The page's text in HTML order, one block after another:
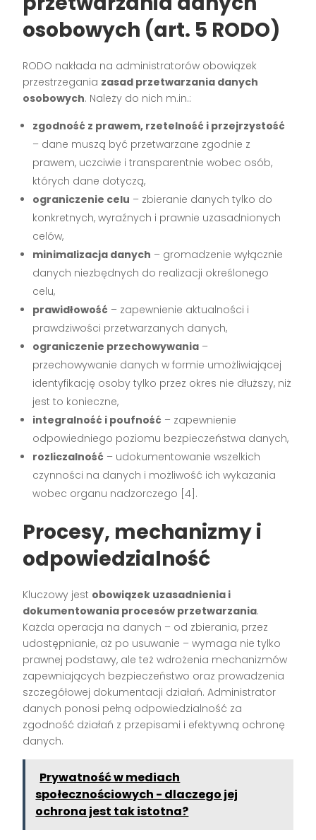
osobowych (art. 5 RODO)
RODO nakłada na administratorów obowiązek
przestrzegania zasad przetwarzania danych
osobowych. Należy do nich m.in.:
zgodność z prawem, rzetelność i przejrzystość
– dane muszą być przetwarzane zgodnie z
prawem, uczciwie i transparentnie wobec osób,
których dane dotyczą,
ograniczenie celu – zbieranie danych tylko do
konkretnych, wyraźnych i prawnie uzasadnionych
celów,
minimalizacja danych – gromadzenie wyłącznie
danych niezbędnych do realizacji określonego
celu,
prawidłowość – zapewnienie aktualności i
prawdziwości przetwarzanych danych,
ograniczenie przechowywania –
przechowywanie danych w formie umożliwiającej
identyfikację osoby tylko przez okres nie dłuższy, niż
jest to konieczne,
integralność i poufność – zapewnienie
odpowiedniego poziomu bezpieczeństwa danych,
rozliczalność – udokumentowanie wszelkich
czynności na danych i możliwość ich wykazania
wobec organu nadzorczego [4].
Procesy, mechanizmy i
odpowiedzialność
Kluczowy jest obowiązek uzasadnienia i
dokumentowania procesów przetwarzania.
Każda operacja na danych – od zbierania, przez
udostępnianie, aż po usuwanie – wymaga nie tylko
prawnej podstawy, ale też wdrożenia mechanizmów
zapewniających bezpieczeństwo oraz prowadzenia
szczegółowej dokumentacji działań. Administrator
danych ponosi pełną odpowiedzialność za
zgodność działań z przepisami i efektywną ochronę
danych.
Prywatność w mediach
społecznościowych - dlaczego jej
ochrona jest tak istotna?